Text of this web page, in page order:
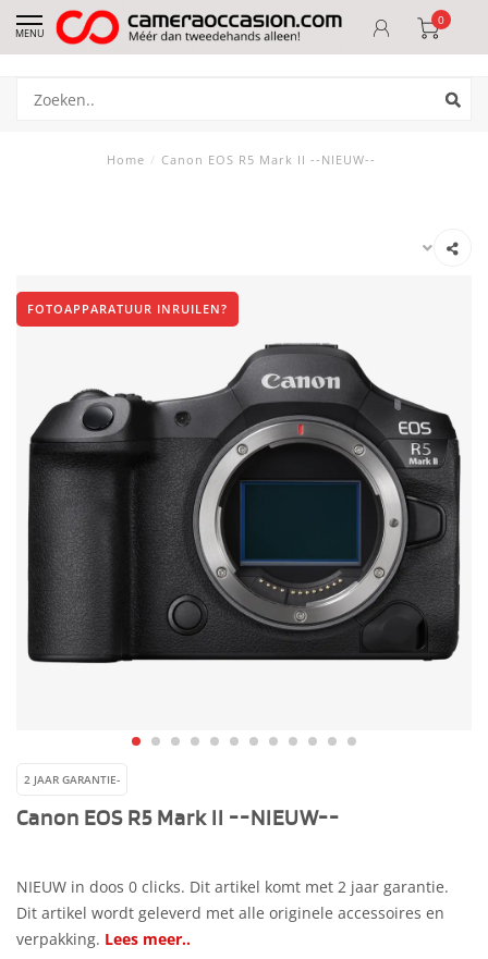
MENU
0
Home / Canon EOS R5 Mark II --NIEUW--
FOTOAPPARATUUR INRUILEN?
2 JAAR GARANTIE-
Canon EOS R5 Mark II --NIEUW--
NIEUW in doos 0 clicks. Dit artikel komt met 2 jaar garantie.
Dit artikel wordt geleverd met alle originele accessoires en
verpakking. Lees meer..